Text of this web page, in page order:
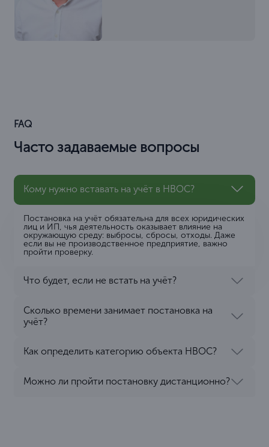
FAQ
Часто задаваемые вопросы
Кому нужно вставать на учёт в НВОС?
Постановка на учёт обязательна для всех юридических
лиц и ИП, чья деятельность оказывает влияние на
окружающую среду: выбросы, сбросы, отходы. Даже
если вы не производственное предприятие, важно
пройти проверку.
Что будет, если не встать на учёт?
Сколько времени занимает постановка на
учёт?
Как определить категорию объекта НВОС?
Можно ли пройти постановку дистанционно?